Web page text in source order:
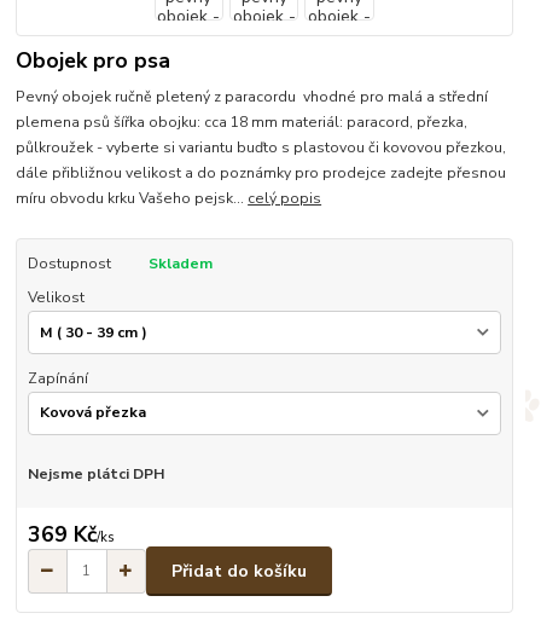
Obojek pro psa
Pevný obojek ručně pletený z paracordu vhodné pro malá a střední
plemena psů šířka obojku: cca 18 mm materiál: paracord, přezka,
půlkroužek - vyberte si variantu buďto s plastovou či kovovou přezkou,
dále přibližnou velikost a do poznámky pro prodejce zadejte přesnou
míru obvodu krku Vašeho pejsk... celý popis
Dostupnost
Skladem
Velikost
Zapínání
Nejsme plátci DPH
369 Kč/ks
Přidat do košíku